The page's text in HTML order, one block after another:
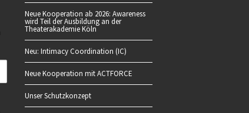
Neue Kooperation ab 2026: Awareness
wird Teil der Ausbildung an der
Theaterakademie Köln
Neu: Intimacy Coordination (IC)
Neue Kooperation mit ACTFORCE
Unser Schutzkonzept